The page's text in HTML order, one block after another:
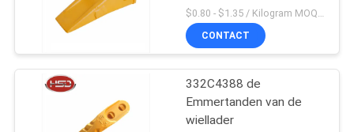
CONTACT
332C4388 de
Emmertanden van de
wiellader